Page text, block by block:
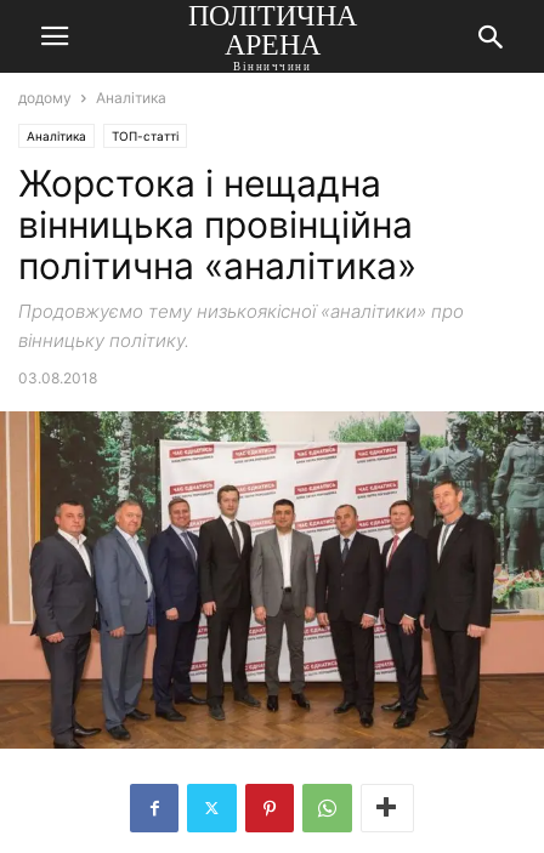
ПОЛІТИЧНА
АРЕНА
Вінниччини
додому Аналітика
Аналітика ТОП-статті
Жорстока і нещадна
вінницька провінційна
політична «аналітика»
Продовжуємо тему низькоякісної «аналітики» про
вінницьку політику.
03.08.2018